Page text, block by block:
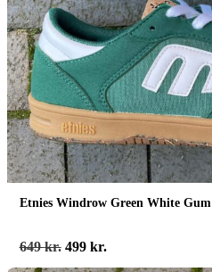
Etnies Windrow Green White Gum
649kr. Den
499 kr.Den